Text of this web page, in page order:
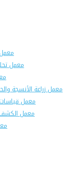
معمل
معمل زراعة الأنسجة
معمل قياسات
معمل الكشف